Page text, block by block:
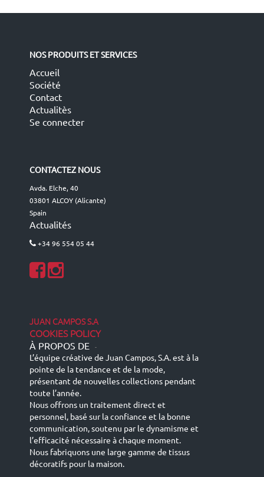
NOS PRODUITS ET SERVICES
Accueil
Société
Contact
Actualitès
Se connecter
CONTACTEZ NOUS
Avda. Elche, 40
03801 ALCOY (Alicante)
Spain
Actualités
+34 96 554 05 44
JUAN CAMPOS S.A
COOKIES POLICY
À PROPOS DE -
L’équipe créative de Juan Campos, S.A. est à la
pointe de la tendance et de la mode,
présentant de nouvelles collections pendant
toute l’année.
Nous offrons un traitement direct et
personnel, basé sur la confiance et la bonne
communication, soutenu par le dynamisme et
l’efficacité nécessaire à chaque moment.
Nous fabriquons une large gamme de tissus
décoratifs pour la maison.